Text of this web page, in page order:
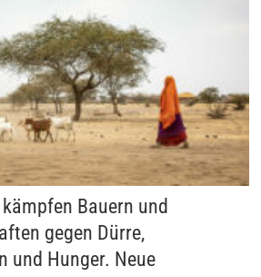
Bauern und
gegen Dürre,
und Hunger. Neue